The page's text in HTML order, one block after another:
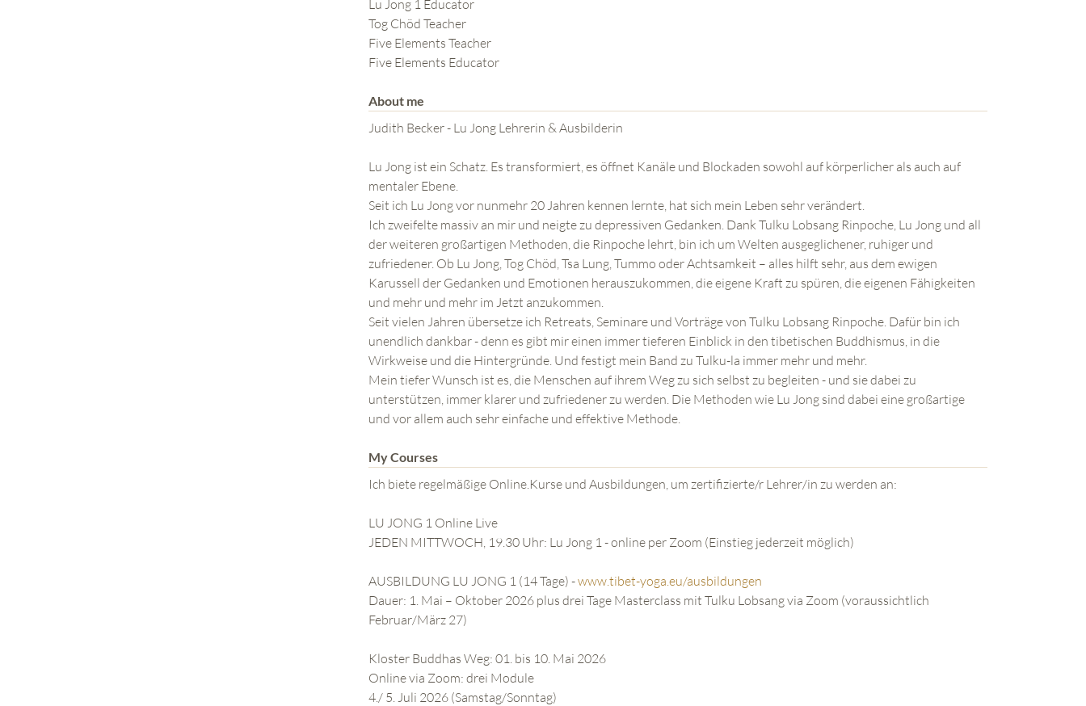
Lu Jong 1 Educator
Tog Chöd Teacher
Five Elements Teacher
Five Elements Educator
About me
Judith Becker - Lu Jong Lehrerin & Ausbilderin
Lu Jong ist ein Schatz. Es transformiert, es öffnet Kanäle und Blockaden sowohl auf körperlicher als auch auf
mentaler Ebene.
Seit ich Lu Jong vor nunmehr 20 Jahren kennen lernte, hat sich mein Leben sehr verändert.
Ich zweifelte massiv an mir und neigte zu depressiven Gedanken. Dank Tulku Lobsang Rinpoche, Lu Jong und all
der weiteren großartigen Methoden, die Rinpoche lehrt, bin ich um Welten ausgeglichener, ruhiger und
zufriedener. Ob Lu Jong, Tog Chöd, Tsa Lung, Tummo oder Achtsamkeit – alles hilft sehr, aus dem ewigen
Karussell der Gedanken und Emotionen herauszukommen, die eigene Kraft zu spüren, die eigenen Fähigkeiten
und mehr und mehr im Jetzt anzukommen.
Seit vielen Jahren übersetze ich Retreats, Seminare und Vorträge von Tulku Lobsang Rinpoche. Dafür bin ich
unendlich dankbar - denn es gibt mir einen immer tieferen Einblick in den tibetischen Buddhismus, in die
Wirkweise und die Hintergründe. Und festigt mein Band zu Tulku-la immer mehr und mehr.
Mein tiefer Wunsch ist es, die Menschen auf ihrem Weg zu sich selbst zu begleiten - und sie dabei zu
unterstützen, immer klarer und zufriedener zu werden. Die Methoden wie Lu Jong sind dabei eine großartige
und vor allem auch sehr einfache und effektive Methode.
My Courses
Ich biete regelmäßige Online.Kurse und Ausbildungen, um zertifizierte/r Lehrer/in zu werden an:
LU JONG 1 Online Live
JEDEN MITTWOCH, 19.30 Uhr: Lu Jong 1 - online per Zoom (Einstieg jederzeit möglich)
AUSBILDUNG LU JONG 1 (14 Tage) -www.tibet-yoga.eu/ausbildungen
Dauer: 1. Mai – Oktober 2026 plus drei Tage Masterclass mit Tulku Lobsang via Zoom (voraussichtlich
Februar/März 27)
Kloster Buddhas Weg: 01. bis 10. Mai 2026
Online via Zoom: drei Module
4./ 5. Juli 2026 (Samstag/Sonntag)